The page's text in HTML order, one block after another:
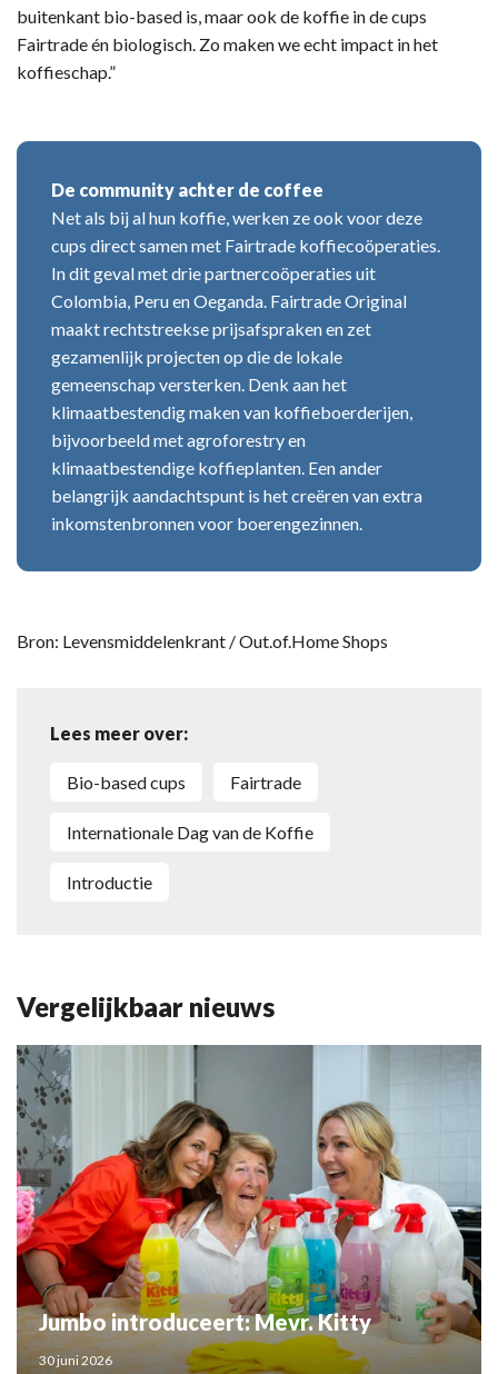
buitenkant bio-based is, maar ook de koffie in de cups
Fairtrade én biologisch. Zo maken we echt impact in het
koffieschap.”
De community achter de coffee
Net als bij al hun koffie, werken ze ook voor deze
cups direct samen met Fairtrade koffiecoöperaties.
In dit geval met drie partnercoöperaties uit
Colombia, Peru en Oeganda. Fairtrade Original
maakt rechtstreekse prijsafspraken en zet
gezamenlijk projecten op die de lokale
gemeenschap versterken. Denk aan het
klimaatbestendig maken van koffieboerderijen,
bijvoorbeeld met agroforestry en
klimaatbestendige koffieplanten. Een ander
belangrijk aandachtspunt is het creëren van extra
inkomstenbronnen voor boerengezinnen.
Bron: Levensmiddelenkrant / Out.of.Home Shops
Lees meer over:
bio-based cups Fairtrade
Internationale Dag van de Koffie
introductie
Vergelijkbaar nieuws
Jumbo introduceert: Mevr. Kitty
30 juni 2026